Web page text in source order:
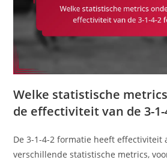
Welke statistische
de effectiviteit van de 3-
De 3-1-4-2 formatie heeft effectiviteit
verschillende statistische metrics,